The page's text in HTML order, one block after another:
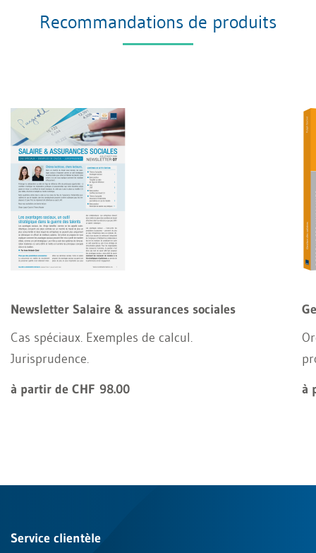
Recommandations de produits
Newsletter Salaire & assurances sociales
Cas spéciaux. Exemples de calcul.
Jurisprudence.
à partir de CHF 98.00
à
Service clientèle